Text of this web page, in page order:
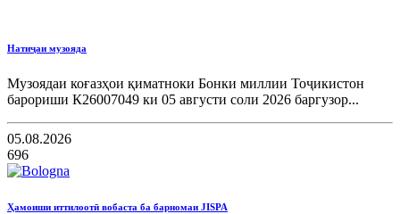
Натиҷаи музояда
Музоядаи коғазҳои қиматноки Бонки миллии Тоҷикистон
барориши К26007049 ки 05 августи соли 2026 баргузор...
05.08.2026
696
Ҳамоиши иттилоотӣ вобаста ба барномаи JISPA